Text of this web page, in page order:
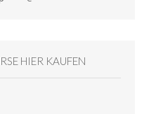
HIER KAUFEN